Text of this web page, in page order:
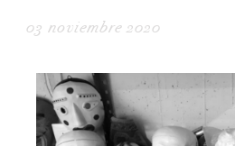
03 noviembre 2020